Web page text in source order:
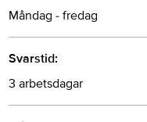
Måndag - fredag
Svarstid:
3 arbetsdagar